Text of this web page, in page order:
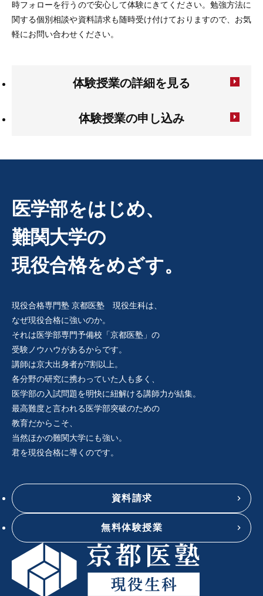
時フォローを行うので安心して体験にきてください。勉強方法に
関する個別相談や資料請求も随時受け付けておりますので、お気
軽にお問い合わせください。
体験授業の詳細を見る
体験授業の申し込み
医学部をはじめ、
難関大学の
現役合格をめざす。
現役合格専門塾 京都医塾 現役生科は、
なぜ現役合格に強いのか。
それは医学部専門予備校「京都医塾」の
受験ノウハウがあるからです。
講師は京大出身者が7割以上。
各分野の研究に携わっていた人も多く、
医学部の入試問題を明快に紐解ける講師力が結集。
最高難度と言われる医学部突破のための
教育だからこそ、
当然ほかの難関大学にも強い。
君を現役合格に導くのです。
資料請求
無料体験授業